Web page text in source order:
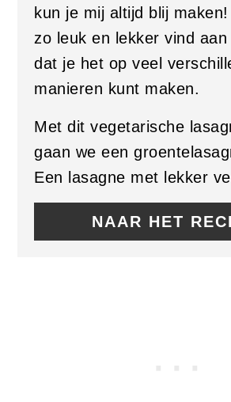
kun je mij altijd blij
zo leuk en lekker vind
dat je het op veel
manieren kunt maken.
Met dit vegetarische
gaan we een
Een lasagne met lekker
NAAR HET